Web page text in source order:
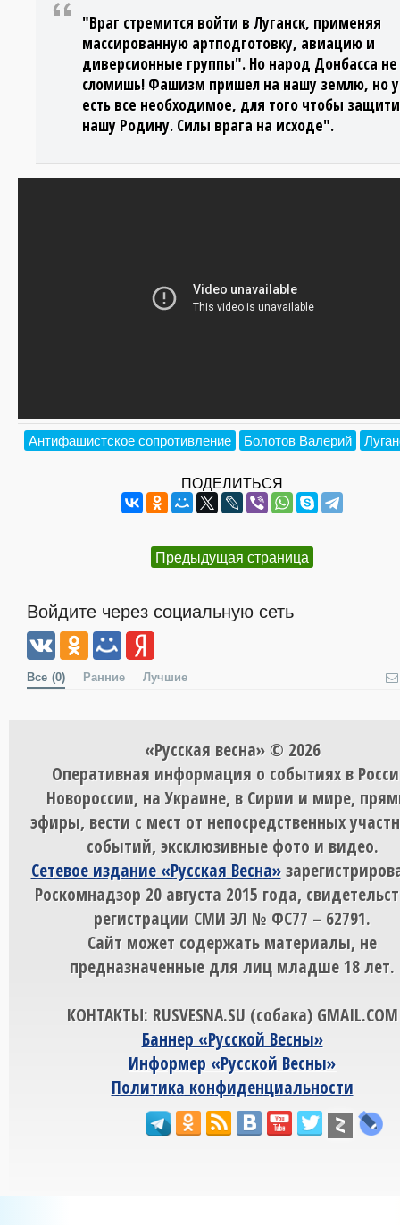
"Враг стремится войти в Луганск, применяя
массированную артподготовку, авиацию и
диверсионные группы". Но народ Донбасса не
сломишь! Фашизм пришел на нашу землю, но у
есть все необходимое, для того чтобы
нашу Родину. Силы врага на исходе".
Антифашистское сопротивление Болотов Валерий
ПОДЕЛИТЬСЯ
Предыдущая страница
Войдите через социальную сеть
Все (0) Ранние Лучшие
«Русская весна» © 2026
Оперативная информация о событиях в
Новороссии, на Украине, в Сирии и мире,
эфиры, вести с мест от непосредственных
событий, эксклюзивные фото и видео.
Сетевое издание «Русская Весна»
Роскомнадзор 20 августа 2015 года,
регистрации СМИ ЭЛ № ФС77 – 62791.
Сайт может содержать материалы, не
предназначенные для лиц младше 18 лет.
КОНТАКТЫ: RUSVESNA.SU (собака) GMAIL.COM
Баннер «Русской Весны»
Информер «Русской Весны»
Политика конфиденциальности